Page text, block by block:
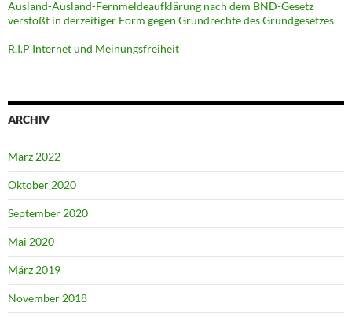
Ausland-Ausland-Fernmeldeaufklärung nach dem BND-Gesetz
verstößt in derzeitiger Form gegen Grundrechte des Grundgesetzes
R.I.P Internet und Meinungsfreiheit
ARCHIV
März 2022
Oktober 2020
September 2020
Mai 2020
März 2019
November 2018